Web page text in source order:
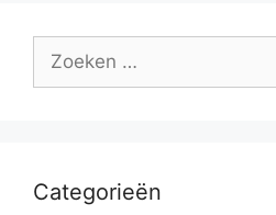
naar:
Categorieën